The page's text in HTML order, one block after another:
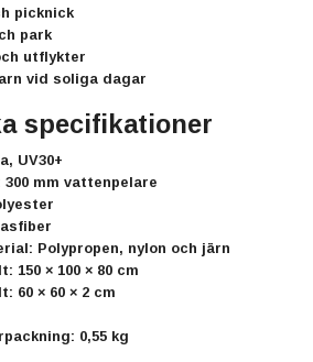
picknick
park
utflykter
vid soliga dagar
specifikationer
UV30+
300 mm vattenpelare
Polypropen, nylon och järn
150 × 100 × 80 cm
60 × 60 × 2 cm
0,55 kg